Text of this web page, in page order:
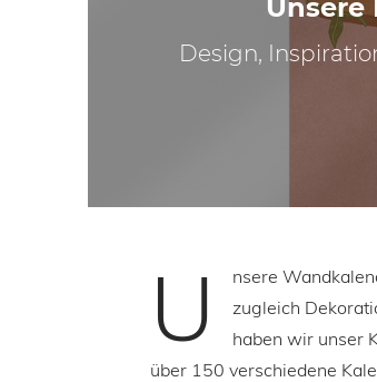
Unsere
Design,
U
nsere
zugleich
haben wir unser
über 150 verschiedene